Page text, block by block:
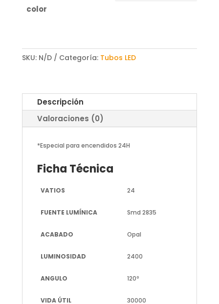
color
SKU: N/D Categoría: Tubos LED
Descripción
Valoraciones (0)
*Especial para encendidos 24H
Ficha Técnica
VATIOS 24
FUENTE LUMÍNICA Smd 2835
ACABADO Opal
LUMINOSIDAD 2400
ANGULO 120º
VIDA ÚTIL 30000